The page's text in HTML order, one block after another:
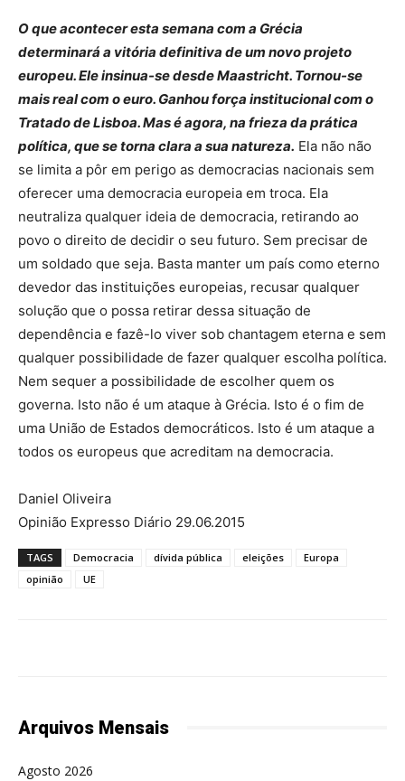
O que acontecer esta semana com a Grécia
determinará a vitória definitiva de um novo projeto
europeu. Ele insinua-se desde Maastricht. Tornou-se
mais real com o euro. Ganhou força institucional com o
Tratado de Lisboa. Mas é agora, na frieza da prática
política, que se torna clara a sua natureza. Ela não não
se limita a pôr em perigo as democracias nacionais sem
oferecer uma democracia europeia em troca. Ela
neutraliza qualquer ideia de democracia, retirando ao
povo o direito de decidir o seu futuro. Sem precisar de
um soldado que seja. Basta manter um país como eterno
devedor das instituições europeias, recusar qualquer
solução que o possa retirar dessa situação de
dependência e fazê-lo viver sob chantagem eterna e sem
qualquer possibilidade de fazer qualquer escolha política.
Nem sequer a possibilidade de escolher quem os
governa. Isto não é um ataque à Grécia. Isto é o fim de
uma União de Estados democráticos. Isto é um ataque a
todos os europeus que acreditam na democracia.
Daniel Oliveira
Opinião Expresso Diário 29.06.2015
TAGS Democracia dívida pública eleições
Europa
opinião
UE
Arquivos Mensais
Agosto 2026